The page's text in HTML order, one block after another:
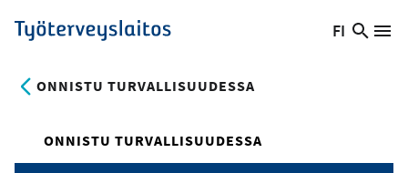
Hyppää
pääsisältöön
Työterveyslaitos
Vaihda
FI
Hae
ONNISTU TURVALLISUUDESSA
ONNISTU TURVALLISUUDESSA